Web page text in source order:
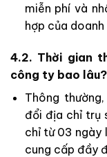
miễn phí và
hợp của doanh
4.2. Thời gian
công ty bao lâu?
Thông
đổi địa chỉ trụ
chỉ từ 03 ngày
cung cấp đầy